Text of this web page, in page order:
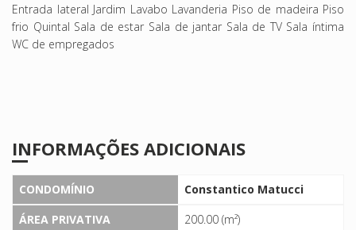
Entrada lateral Jardim Lavabo Lavanderia Piso de madeira Piso
frio Quintal Sala de estar Sala de jantar Sala de TV Sala íntima
WC de empregados
INFORMAÇÕES ADICIONAIS
CONDOMÍNIO
Constantico Matucci
ÁREA PRIVATIVA
200.00 (m²)